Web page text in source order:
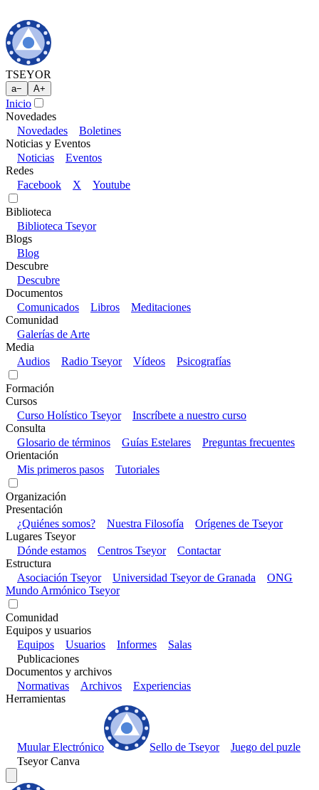
TSEYOR
a− A+
Inicio
Novedades
Novedades
Boletines
Noticias y Eventos
Noticias
Eventos
Redes
Facebook
X Youtube
Biblioteca
Biblioteca Tseyor
Blogs
Blog
Descubre
Descubre
Documentos
Comunicados
Libros
Meditaciones
Comunidad
Galerías de Arte
Media
Audios
Radio Tseyor Vídeos Psicografías
Formación
Cursos
Curso Holístico Tseyor
Inscríbete a nuestro curso
Consulta
Glosario de términos
Guías Estelares
Preguntas frecuentes
Orientación
Mis primeros pasos
Tutoriales
Organización
Presentación
¿Quiénes somos?
Nuestra Filosofía
Orígenes de Tseyor
Lugares Tseyor
Dónde estamos
Centros Tseyor
Contactar
Estructura
Asociación Tseyor
Universidad Tseyor de Granada
ONG
Mundo Armónico Tseyor
Comunidad
Equipos y usuarios
Equipos
Usuarios Informes
Salas
Publicaciones
Documentos y archivos
Normativas
Archivos
Experiencias
Herramientas
Muular Electrónico Sello de Tseyor
Juego del puzle
Tseyor Canva